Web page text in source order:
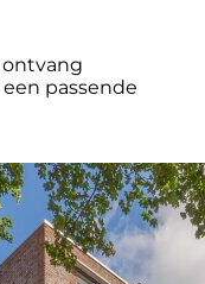
ontvang
passende